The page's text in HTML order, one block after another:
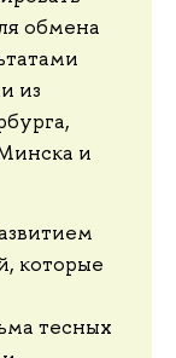
обмена
из
и
которые
тесных